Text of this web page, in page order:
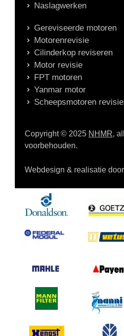
Naslagwerken
Gereviseerde motoren
Motorenrevisie
Cilinderkop reviseren
Motor revisie
FPT motoren
Yanmar motor
Scheepsmotoren revisie
Copyright © 2025 NHMR,
voorbehouden.
Webdesign & realisatie door